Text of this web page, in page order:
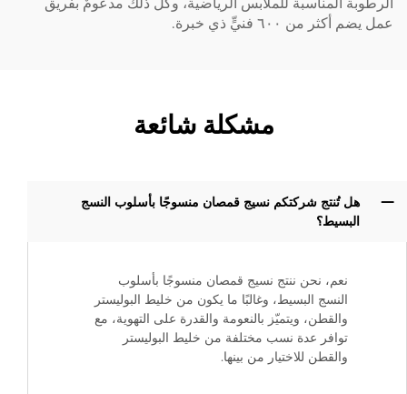
الرطوبة المناسبة للملابس الرياضية، وكل ذلك مدعومٌ بفريق
عمل يضم أكثر من ٦٠٠ فنيٍّ ذي خبرة.
مشكلة شائعة
هل تُنتج شركتكم نسيج قمصان منسوجًا بأسلوب النسج
البسيط؟
نعم، نحن ننتج نسيج قمصان منسوجًا بأسلوب
النسج البسيط، وغالبًا ما يكون من خليط البوليستر
والقطن، ويتميّز بالنعومة والقدرة على التهوية، مع
توافر عدة نسب مختلفة من خليط البوليستر
والقطن للاختيار من بينها.